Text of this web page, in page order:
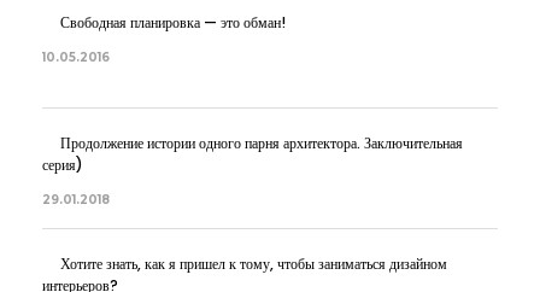
Свободная планировка — это обман!
10.05.2016
Продолжение истории одного парня архитектора. Заключительная
серия)
29.01.2018
Хотите знать, как я пришел к тому, чтобы заниматься дизайном
интерьеров?